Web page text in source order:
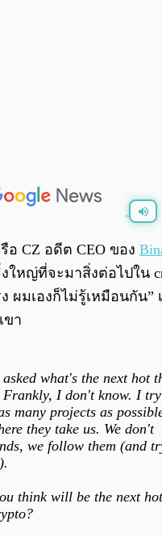
รือ CZ อดีต CEO ของ
ใหญ่ที่จะมาสิ่งต่อไปใน
ผมเองก็ไม่รู้เหมือนกัน”
ขา
what's the next hot
Frankly, I don't know. I
many projects as
they take us. We don't
we follow them (and
think will be the next hot